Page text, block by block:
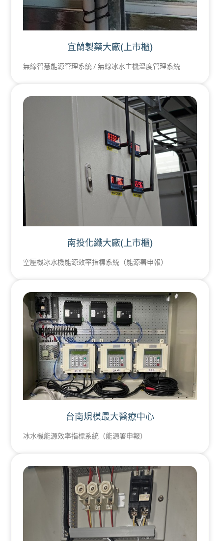
宜蘭製藥大廠(上市櫃)
無線智慧能源管理系統 / 無線冰水主機溫度管理系統
南投化纖大廠(上市櫃)
空壓機冰水機能源效率指標系統（能源署申報）
台南規模最大醫療中心
冰水機能源效率指標系統（能源署申報）